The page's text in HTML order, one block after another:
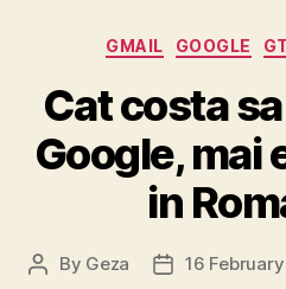
GMAIL GOOGLE
Cat costa
Google, mai
in
Post
By Geza
Post16 February